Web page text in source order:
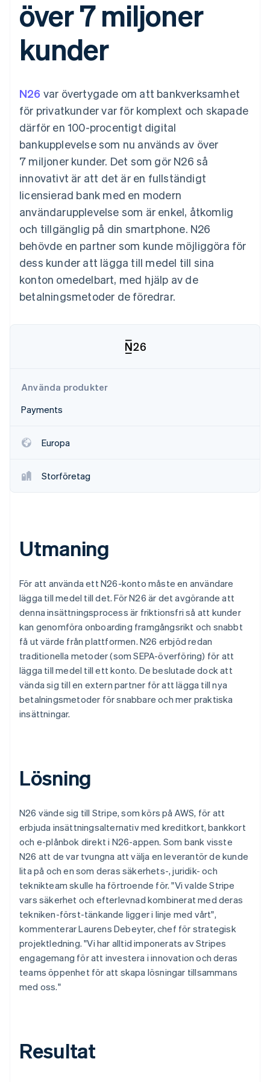
Link
Accelererad kassaprocess
Länkade finanskontodata
Automatiserad
redovisning
Mer
Product roadmap
Se vad som kommer härnäst
Radar
Bedrägeribekämpning
Bolagsbildning för startups
Climate
Koldioxidinfångning
Identity
Identitetsverifiering online
Stripe Sessions 2026
Se hur Stripe bygger den ekonomiska
Plattformar
SaaS
AI-företag
Kreatörsekonomi
Spel
Besöksnäring, resor
och fritid
Försäkringsbolag
Media och
Ideella organisationer
Professionella tjänster
Offentlig sektor
Detaljhandel
Ecosystem
Partner
Stripe App Marketplace
Erbjud
användningsbaserad
fakturering
stödda kort
Tillhandahåll och
Resurser
Appintegrationer
Utvecklarblogg
API-status
Företag
Produktplan
konferens
Karriärer
Kontakt
Kontakta säljteamet
Bli partner
över 7 miljoner
kunder
N26 var övertygade om att bankverksamhet
för privatkunder var för komplext och skapade
därför en 100-procentigt digital
bankupplevelse som nu används av över
7 miljoner kunder. Det som gör N26 så
innovativt är att det är en fullständigt
licensierad bank med en modern
användarupplevelse som är enkel, åtkomlig
och tillgänglig på din smartphone. N26
behövde en partner som kunde möjliggöra för
dess kunder att lägga till medel till sina
konton omedelbart, med hjälp av de
betalningsmetoder de föredrar.
Använda produkter
Payments
Europa
Storföretag
Utmaning
För att använda ett N26-konto måste en användare
lägga till medel till det. För N26 är det avgörande att
denna insättningsprocess är friktionsfri så att kunder
kan genomföra onboarding framgångsrikt och snabbt
få ut värde från plattformen. N26 erbjöd redan
traditionella metoder (som SEPA-överföring) för att
lägga till medel till ett konto. De beslutade dock att
vända sig till en extern partner för att lägga till nya
betalningsmetoder för snabbare och mer praktiska
insättningar.
Lösning
N26 vände sig till Stripe, som körs på AWS, för att
erbjuda insättningsalternativ med kreditkort, bankkort
och e-plånbok direkt i N26-appen. Som bank visste
N26 att de var tvungna att välja en leverantör de kunde
lita på och en som deras säkerhets-, juridik- och
teknikteam skulle ha förtroende för. "Vi valde Stripe
vars säkerhet och efterlevnad kombinerat med deras
tekniken-först-tänkande ligger i linje med vårt",
kommenterar Laurens Debeyter, chef för strategisk
projektledning. "Vi har alltid imponerats av Stripes
engagemang för att investera i innovation och deras
teams öppenhet för att skapa lösningar tillsammans
med oss."
Resultat